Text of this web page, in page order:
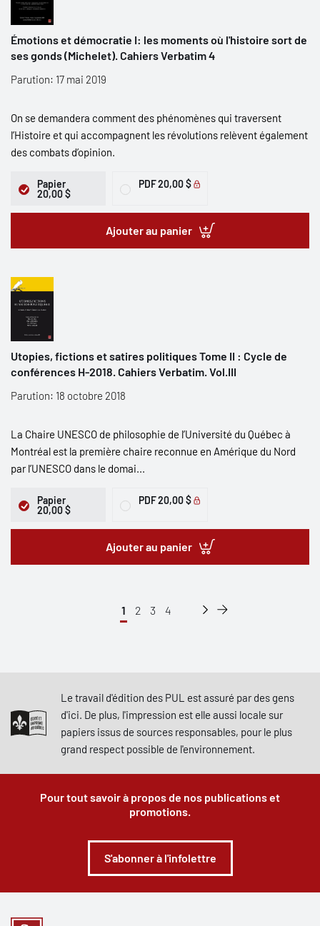
Émotions et démocratie I: les moments où l'histoire sort de
ses gonds (Michelet). Cahiers Verbatim 4
Parution: 17 mai 2019
On se demandera comment des phénomènes qui traversent
l’Histoire et qui accompagnent les révolutions relèvent également
des combats d’opinion.
Papier
20,00 $
PDF20,00 $
Ajouter au panier
Utopies, fictions et satires politiques Tome II : Cycle de
conférences H-2018. Cahiers Verbatim. Vol.III
Parution: 18 octobre 2018
La Chaire UNESCO de philosophie de l’Université du Québec à
Montréal est la première chaire reconnue en Amérique du Nord
par l’UNESCO dans le domai...
Papier
20,00 $
PDF20,00 $
Ajouter au panier
1 2 3 4
Le travail d'édition des PUL est assuré par des gens
d'ici. De plus, l'impression est elle aussi locale sur
papiers issus de sources responsables, pour le plus
grand respect possible de l'environnement.
Pour tout savoir à propos de nos publications et
promotions.
S'abonner à l'infolettre